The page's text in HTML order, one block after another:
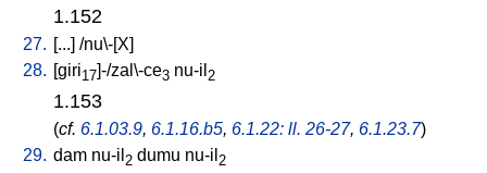
1.152
27. [...] /nu\-[X]
28. [giri17]-/zal\-ce3 nu-il 2
1.153
(cf. 6.1.03.9, 6.1.16.b5, 6.1.22: ll. 26-27, 6.1.23.7)
29. dam nu-il 2 dumu nu-il 2